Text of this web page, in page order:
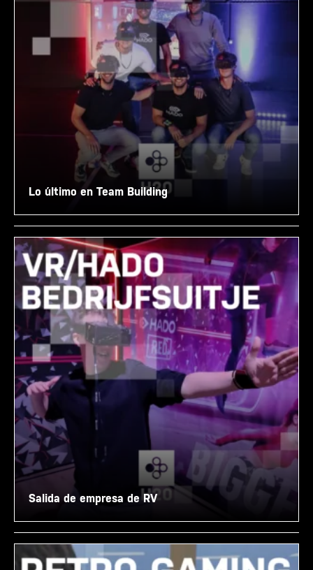
Lo último en Team Building
Salida de empresa de RV